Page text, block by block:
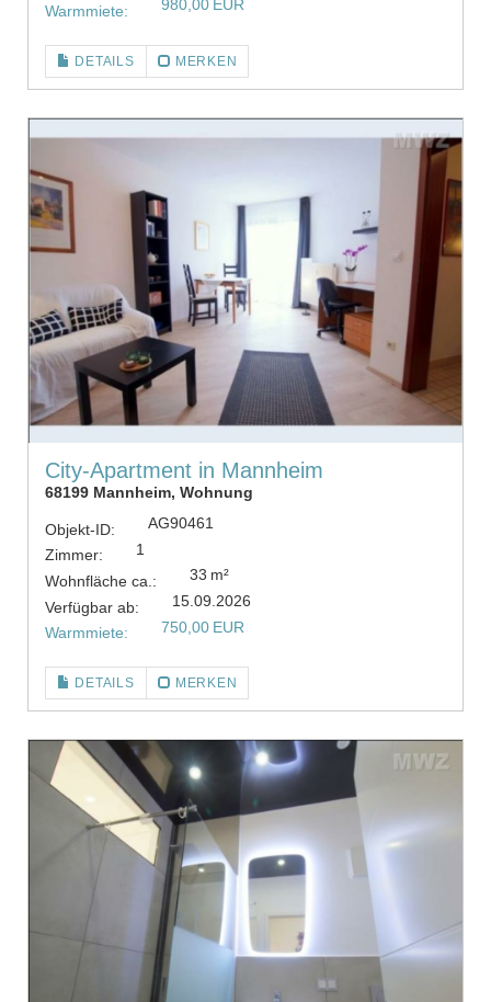
Warmmiete:
980,00 EUR
DETAILS MERKEN
City-Apartment in Mannheim
68199 Mannheim, Wohnung
Objekt-ID:
AG90461
Zimmer:
1
Wohnfläche ca.:
33 m²
Verfügbar ab:
15.09.2026
Warmmiete:
750,00 EUR
DETAILS MERKEN